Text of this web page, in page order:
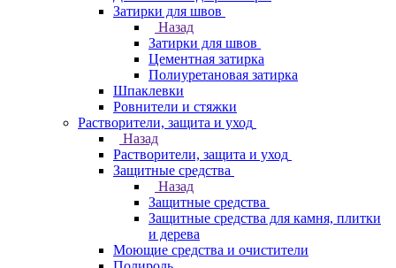
Затирки для швов
Назад
Затирки для швов
Цементная затирка
Полиуретановая затирка
Шпаклевки
Ровнители и стяжки
Растворители, защита и уход
Назад
Растворители, защита и уход
Защитные средства
Назад
Защитные средства
Защитные средства для камня, плитки
и дерева
Моющие средства и очистители